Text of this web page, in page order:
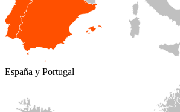
España y Portugal